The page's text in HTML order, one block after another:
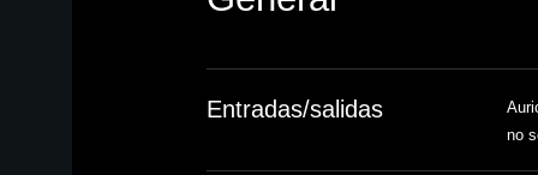
Entradas/salidas
no